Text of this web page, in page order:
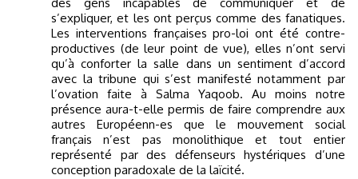
s’expliquer, et les ont perçus comme des fanatiques.
Les interventions françaises pro-loi ont été contre-
productives (de leur point de vue), elles n’ont servi
qu’à conforter la salle dans un sentiment d’accord
avec la tribune qui s’est manifesté notamment par
l’ovation faite à Salma Yaqoob. Au moins notre
présence aura-t-elle permis de faire comprendre aux
autres Européenn-es que le mouvement social
français n’est pas monolithique et tout entier
représenté par des défenseurs hystériques d’une
conception paradoxale de la laïcité.